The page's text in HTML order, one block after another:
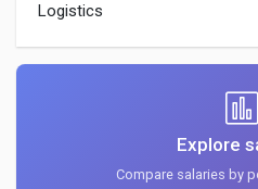
Logistics
Explore
Compare salaries by